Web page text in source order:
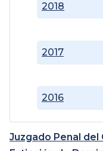
2016
2017
2018
Juzgado Penal